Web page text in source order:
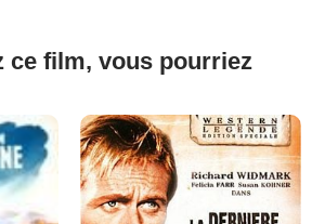
ce film, vous pourriez